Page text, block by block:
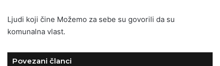
Ljudi koji čine Možemo za sebe su govorili da su
komunalna vlast.
Povezani članci